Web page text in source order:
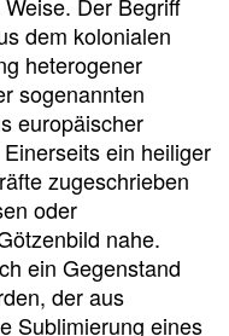
dem kolonialen
heterogener
sogenannten
europäischer
ein heiliger
zugeschrieben
oder
nahe.
ein Gegenstand
der aus
Sublimierung eines